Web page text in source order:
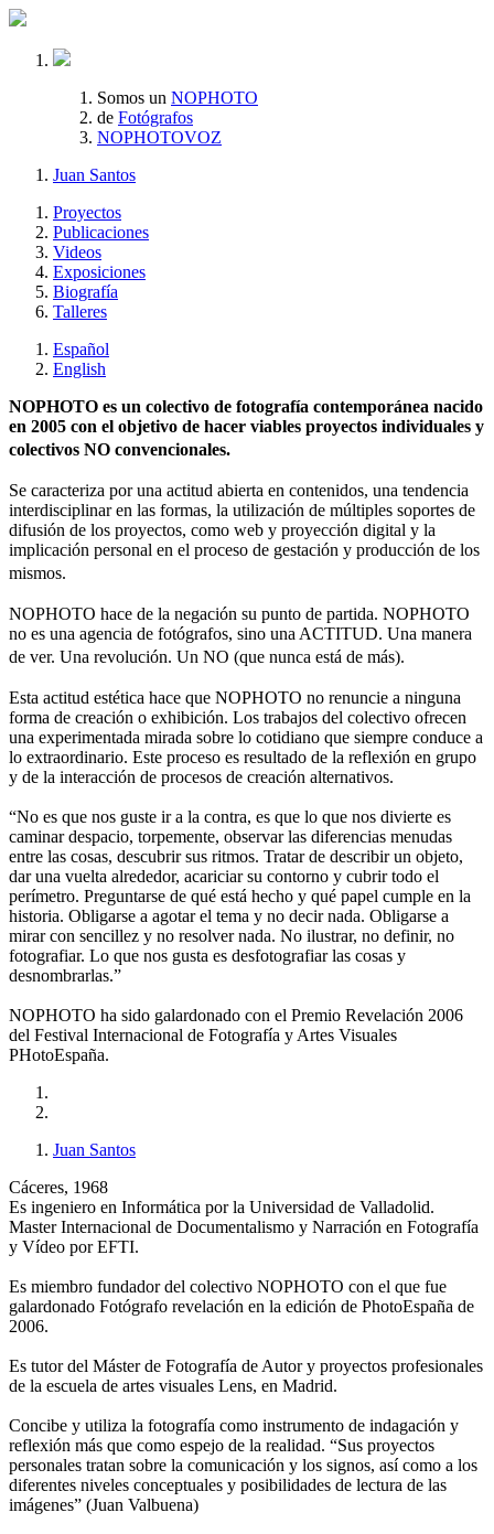
Somos un NOPHOTO
de Fotógrafos
NOPHOTOVOZ
Juan Santos
Proyectos
Publicaciones
Videos
Exposiciones
Biografía
Talleres
Español
English
NOPHOTO es un colectivo de fotografía contemporánea nacido
en 2005 con el objetivo de hacer viables proyectos individuales y
colectivos NO convencionales.
Se caracteriza por una actitud abierta en contenidos, una tendencia
interdisciplinar en las formas, la utilización de múltiples soportes de
difusión de los proyectos, como web y proyección digital y la
implicación personal en el proceso de gestación y producción de los
mismos.
NOPHOTO hace de la negación su punto de partida. NOPHOTO
no es una agencia de fotógrafos, sino una ACTITUD. Una manera
de ver. Una revolución. Un NO (que nunca está de más).
Esta actitud estética hace que NOPHOTO no renuncie a ninguna
forma de creación o exhibición. Los trabajos del colectivo ofrecen
una experimentada mirada sobre lo cotidiano que siempre conduce a
lo extraordinario. Este proceso es resultado de la reflexión en grupo
y de la interacción de procesos de creación alternativos.
“No es que nos guste ir a la contra, es que lo que nos divierte es
caminar despacio, torpemente, observar las diferencias menudas
entre las cosas, descubrir sus ritmos. Tratar de describir un objeto,
dar una vuelta alrededor, acariciar su contorno y cubrir todo el
perímetro. Preguntarse de qué está hecho y qué papel cumple en la
historia. Obligarse a agotar el tema y no decir nada. Obligarse a
mirar con sencillez y no resolver nada. No ilustrar, no definir, no
fotografiar. Lo que nos gusta es desfotografiar las cosas y
desnombrarlas.”
NOPHOTO ha sido galardonado con el Premio Revelación 2006
del Festival Internacional de Fotografía y Artes Visuales
PHotoEspaña.
Juan Santos
Cáceres, 1968
Es ingeniero en Informática por la Universidad de Valladolid.
Master Internacional de Documentalismo y Narración en Fotografía
y Vídeo por EFTI.
Es miembro fundador del colectivo NOPHOTO con el que fue
galardonado Fotógrafo revelación en la edición de PhotoEspaña de
2006.
Es tutor del Máster de Fotografía de Autor y proyectos profesionales
de la escuela de artes visuales Lens, en Madrid.
Concibe y utiliza la fotografía como instrumento de indagación y
reflexión más que como espejo de la realidad. “Sus proyectos
personales tratan sobre la comunicación y los signos, así como a los
diferentes niveles conceptuales y posibilidades de lectura de las
imágenes” (Juan Valbuena)